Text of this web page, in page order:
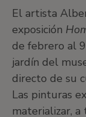
El artista
exposición
de febrero al
jardín del
directo de su
Las pinturas
materializar, a